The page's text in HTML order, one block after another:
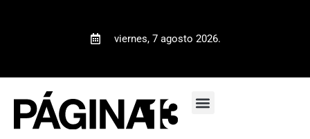
viernes, 7 agosto 2026.